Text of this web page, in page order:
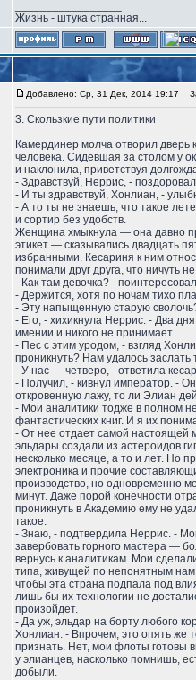
Жизнь - штука странная...
Добавлено: Ср, 31 Дек, 2014 19:17
3. Скользкие пути политики
Камердинер молча отворил дверь
человека. Сидевшая за столом у
и наклонила, приветствуя
- Здравствуй, Неррис, -
- И ты здравствуй, Хонлиан, -
- А то ты не знаешь, что такое
и сортир без удобств.
Женщина хмыкнула — она давно
этикет — сказывались двадцать
избранными. Кесариня к ним
понимали друг друга, что ничуть
- Как там девочка? -
- Держится, хотя по ночам тихо
- Эту напыщенную старую
- Его, - хихикнула Неррис. - Два
имении и никого не принимает.
- Пес с этим уродом, - взгляд
проникнуть? Нам удалось заслать
- У нас — четверо, - ответила
- Получил, - кивнул император. -
откровенную лажу, то ли Элиан
- Мои аналитики тодже в полном
фантастических книг. И я их
- От нее отдает самой настоящей
эльдары создали из астероидов
несколько месяце, а то и лет. Но
электроника и прочие
производство, но одновременно
минут. Даже порой конечности
проникнуть в Академию ему не
такое.
- Знаю, - подтвердила Неррис. -
завербовать горного мастера —
вернусь к аналитикам. Мои
типа, живущей по непонятным
чтобы эта страна подпала под
лишь бы их технологии не
произойдет.
- Да уж, эльдар на борту любого
Хонлиан. - Впрочем, это опять же
признать. Нет, мои флоты готовы
у элианцев, насколько помнишь,
добыли.